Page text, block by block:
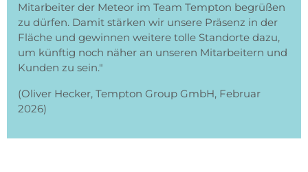
Mitarbeiter der Meteor im Team Tempton begrüßen
zu dürfen. Damit stärken wir unsere Präsenz in der
Fläche und gewinnen weitere tolle Standorte dazu,
um künftig noch näher an unseren Mitarbeitern und
Kunden zu sein."
(Oliver Hecker, Tempton Group GmbH, Februar
2026)